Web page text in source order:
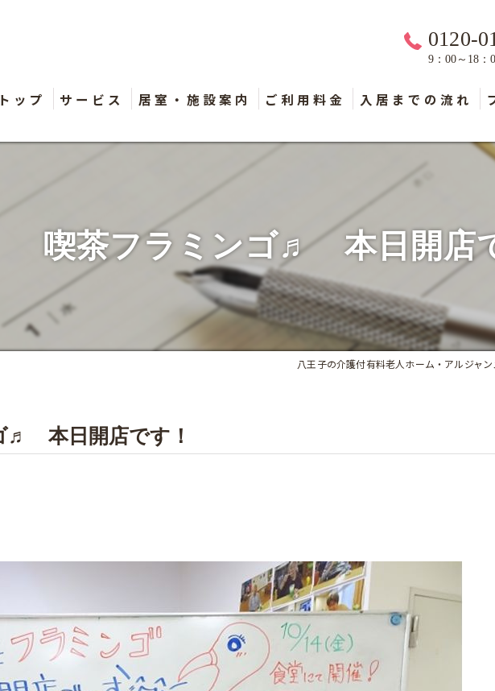
0120-
9：00～18
トップ サービス 居室・施設案内 ご利用料金 入居までの流れ
喫茶フラミンゴ♬ 本日開店
八王子の介護付有料老人ホーム・アルジャ
♬ 本日開店です！